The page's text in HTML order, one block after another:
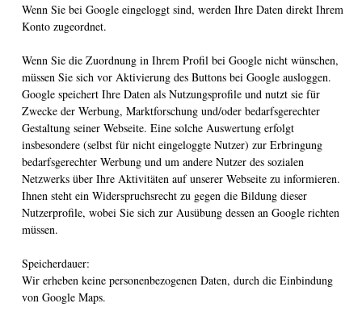
Wenn Sie bei Google eingeloggt sind, werden Ihre Daten direkt Ihrem
Konto zugeordnet.
Wenn Sie die Zuordnung in Ihrem Profil bei Google nicht wünschen,
müssen Sie sich vor Aktivierung des Buttons bei Google ausloggen.
Google speichert Ihre Daten als Nutzungsprofile und nutzt sie für
Zwecke der Werbung, Marktforschung und/oder bedarfsgerechter
Gestaltung seiner Webseite. Eine solche Auswertung erfolgt
insbesondere (selbst für nicht eingeloggte Nutzer) zur Erbringung
bedarfsgerechter Werbung und um andere Nutzer des sozialen
Netzwerks über Ihre Aktivitäten auf unserer Webseite zu informieren.
Ihnen steht ein Widerspruchsrecht zu gegen die Bildung dieser
Nutzerprofile, wobei Sie sich zur Ausübung dessen an Google richten
müssen.
Speicherdauer:
Wir erheben keine personenbezogenen Daten, durch die Einbindung
von Google Maps.